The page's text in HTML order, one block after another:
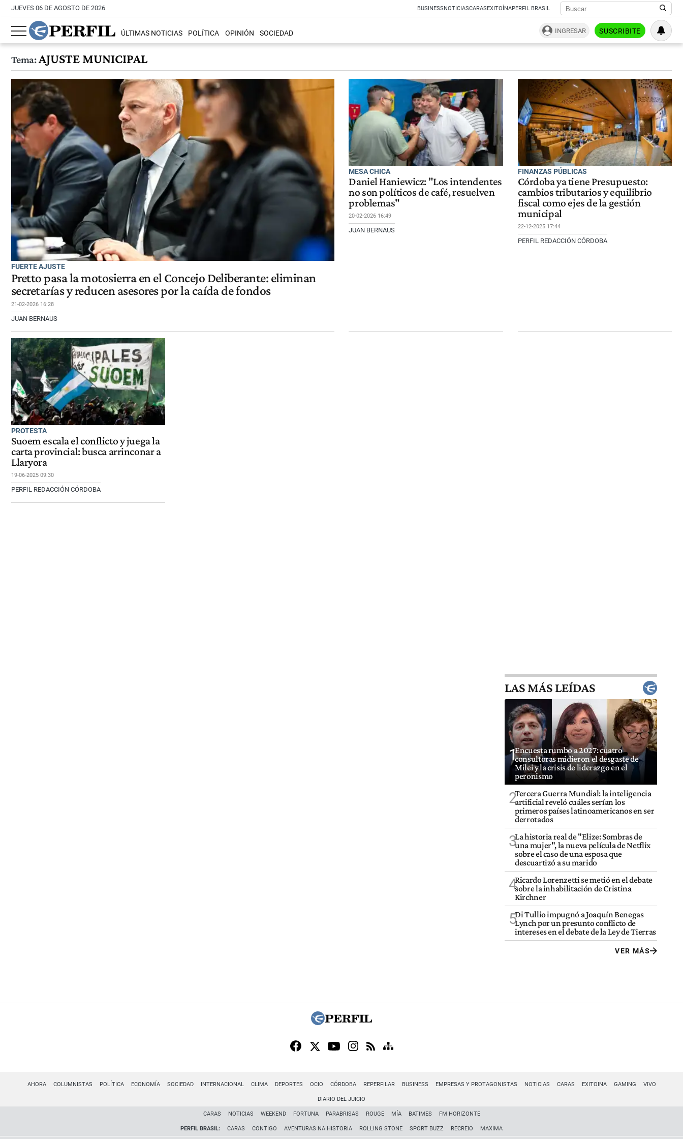
JUEVES 06 DE AGOSTO DE 2026 BUSINESSNOTICIASCARASEXITOÍNAPERFIL BRASIL
ÚLTIMAS NOTICIAS POLÍTICA OPINIÓN SOCIEDAD INGRESAR SUSCRIBITE
Tema:AJUSTE MUNICIPAL
FUERTE AJUSTE
Pretto pasa la motosierra en el Concejo Deliberante: eliminan
secretarías y reducen asesores por la caída de fondos
21-02-2026 16:28
JUAN BERNAUS
MESA CHICA
Daniel Haniewicz: "Los intendentes
no son políticos de café, resuelven
problemas"
20-02-2026 16:49
JUAN BERNAUS
FINANZAS PÚBLICAS
Córdoba ya tiene Presupuesto:
cambios tributarios y equilibrio
fiscal como ejes de la gestión
municipal
22-12-2025 17:44
PERFIL REDACCIÓN CÓRDOBA
PROTESTA
Suoem escala el conflicto y juega la
carta provincial: busca arrinconar a
Llaryora
19-06-2025 09:30
PERFIL REDACCIÓN CÓRDOBA
LAS MÁS LEÍDAS
1Encuesta rumbo a 2027: cuatro
consultoras midieron el desgaste de
Milei y la crisis de liderazgo en el
peronismo
2Tercera Guerra Mundial: la inteligencia
artificial reveló cuáles serían los
primeros países latinoamericanos en ser
derrotados
3La historia real de "Elize: Sombras de
una mujer", la nueva película de Netflix
sobre el caso de una esposa que
descuartizó a su marido
4Ricardo Lorenzetti se metió en el debate
sobre la inhabilitación de Cristina
Kirchner
5Di Tullio impugnó a Joaquín Benegas
Lynch por un presunto conflicto de
intereses en el debate de la Ley de Tierras
VER MÁS
AHORA COLUMNISTAS POLÍTICA ECONOMÍA SOCIEDAD INTERNACIONAL CLIMA DEPORTES OCIO CÓRDOBA REPERFILAR BUSINESS EMPRESAS Y PROTAGONISTAS NOTICIAS CARAS EXITOINA GAMING VIVO
DIARIO DEL JUICIO
CARAS NOTICIAS WEEKEND FORTUNA PARABRISAS ROUGE MÍA BATIMES FM HORIZONTE
PERFIL BRASIL: CARAS CONTIGO AVENTURAS NA HISTORIA ROLLING STONE SPORT BUZZ RECREIO MAXIMA